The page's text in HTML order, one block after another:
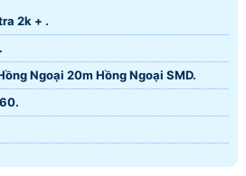
2k + .
Ngoại 20m Hồng Ngoại SMD.